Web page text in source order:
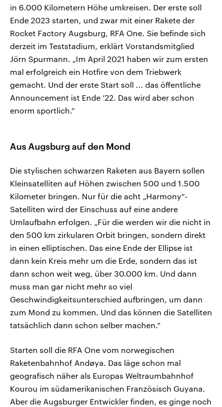
in 6.000 Kilometern Höhe umkreisen. Der erste soll
Ende 2023 starten, und zwar mit einer Rakete der
Rocket Factory Augsburg, RFA One. Sie befinde sich
derzeit im Teststadium, erklärt Vorstandsmitglied
Jörn Spurmann. „Im April 2021 haben wir zum ersten
mal erfolgreich ein Hotfire von dem Triebwerk
gemacht. Und der erste Start soll ... das öffentliche
Announcement ist Ende ’22. Das wird aber schon
enorm sportlich.“
Aus Augsburg auf den Mond
Die stylischen schwarzen Raketen aus Bayern sollen
Kleinsatelliten auf Höhen zwischen 500 und 1.500
Kilometer bringen. Nur für die acht „Harmony“-
Satelliten wird der Einschuss auf eine andere
Umlaufbahn erfolgen. „Für die werden wir die nicht in
den 500 km zirkularen Orbit bringen, sondern direkt
in einen elliptischen. Das eine Ende der Ellipse ist
dann kein Kreis mehr um die Erde, sondern das ist
dann schon weit weg, über 30.000 km. Und dann
muss man gar nicht mehr so viel
Geschwindigkeitsunterschied aufbringen, um dann
zum Mond zu kommen. Und das können die Satelliten
tatsächlich dann schon selber machen.“
Starten soll die RFA One vom norwegischen
Raketenbahnhof Andøya. Das läge schon mal
geografisch näher als Europas Weltraumbahnhof
Kourou im südamerikanischen Französisch Guyana.
Aber die Augsburger Entwickler finden, es ginge noch